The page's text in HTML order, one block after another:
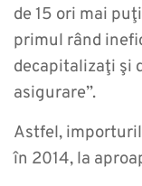
de 15 ori mai
primul rând
decapitalizaţi şi
asigurare”.
Astfel,
în 2014, la